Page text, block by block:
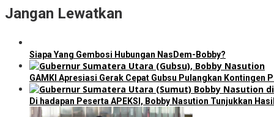
Jangan Lewatkan
Siapa Yang Gembosi Hubungan NasDem-Bobby?
GAMKI Apresiasi Gerak Cepat Gubsu Pulangkan Kontingen
Di hadapan Peserta APEKSI, Bobby Nasution Tunjukkan